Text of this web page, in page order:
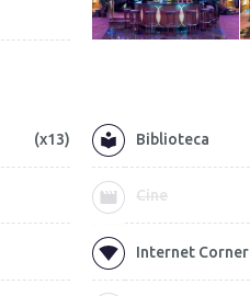
(x13) Biblioteca
Cine
Internet Corner